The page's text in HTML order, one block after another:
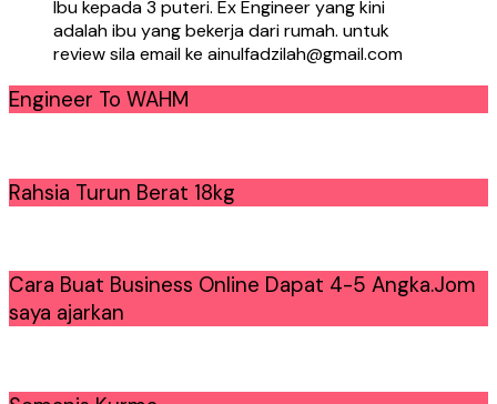
Ibu kepada 3 puteri. Ex Engineer yang kini
adalah ibu yang bekerja dari rumah. untuk
review sila email ke ainulfadzilah@gmail.com
Engineer To WAHM
Rahsia Turun Berat 18kg
Cara Buat Business Online Dapat 4-5 Angka.Jom
saya ajarkan